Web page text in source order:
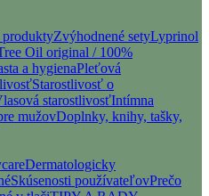
produktyZvýhodnené setyLyprinol
Oil original / 100%
a hygienaPleťová
Starostlivosť o
starostlivosťIntímna
mužovDoplnky, knihy, tašky,
Dermatologicky
Skúsenosti používateľovPrečo